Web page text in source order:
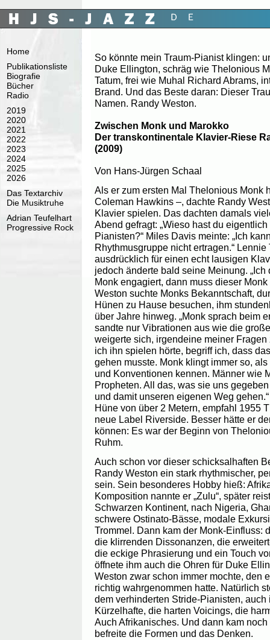
Home
Publikationsliste
Biografie
Bücher
Radio
2019
2020
2021
2022
2023
2024
2025
2026
Das Textarchiv
Die Musiktruhe
Adrian Teufelhart
Progressive Rock
So könnte mein Traum-Pianist klingen:
Duke Ellington, schräg wie Thelonious
Tatum, frei wie Muhal Richard Abrams,
Brand. Und das Beste daran: Dieser
Namen. Randy Weston.
Zwischen Monk und Marokko
Der transkontinentale Klavier-Riese
(2009)
Von Hans-Jürgen Schaal
Als er zum ersten Mal Thelonious Monk
Coleman Hawkins –, dachte Randy
Klavier spielen. Das dachten damals
Abend gefragt: „Wieso hast du
Pianisten?“ Miles Davis meinte: „Ich
Rhythmusgruppe nicht ertragen.“
ausdrücklich für einen echt lausigen
jedoch änderte bald seine Meinung.
Monk engagiert, dann muss dieser
Weston suchte Monks Bekanntschaft,
Hünen zu Hause besuchen, ihm
über Jahre hinweg. „Monk sprach beim
sandte nur Vibrationen aus wie die
weigerte sich, irgendeine meiner
ich ihn spielen hörte, begriff ich, dass
gehen musste. Monk klingt immer so,
und Konventionen kennen. Männer wie
Propheten. All das, was sie uns
und damit unseren eigenen Weg
Hüne von über 2 Metern, empfahl 1955
neue Label Riverside. Besser hätte er
können: Es war der Beginn von
Ruhm.
Auch schon vor dieser schicksalhaften
Randy Weston ein stark rhythmischer,
sein. Sein besonderes Hobby hieß:
Komposition nannte er „Zulu“, später
Schwarzen Kontinent, nach Nigeria,
schwere Ostinato-Bässe, modale
Trommel. Dann kam der Monk-Einfluss:
die klirrenden Dissonanzen, die
die eckige Phrasierung und ein Touch
öffnete ihm auch die Ohren für Duke
Weston zwar schon immer mochte, den
richtig wahrgenommen hatte. Natürlich
dem verhinderten Stride-Pianisten,
Kürzelhafte, die harten Voicings, die
Auch Afrikanisches. Und dann kam
befreite die Formen und das Denken.